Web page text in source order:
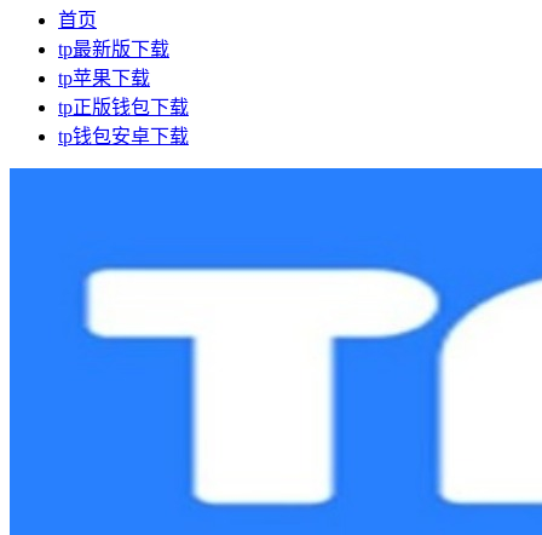
首页
tp最新版下载
tp苹果下载
tp正版钱包下载
tp钱包安卓下载